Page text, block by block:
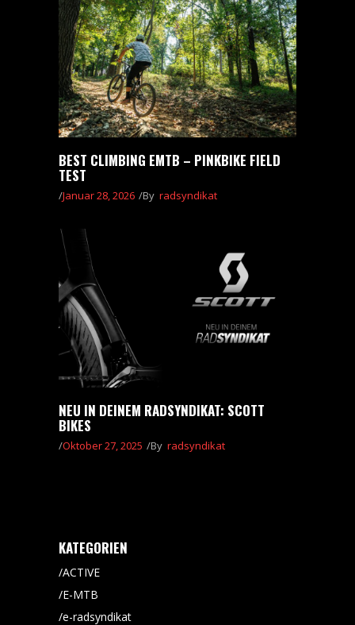
BEST CLIMBING EMTB – PINKBIKE FIELD
TEST
Januar 28, 2026 By radsyndikat
NEU IN DEINEM RADSYNDIKAT: SCOTT
BIKES
Oktober 27, 2025 By radsyndikat
KATEGORIEN
ACTIVE
E-MTB
e-radsyndikat